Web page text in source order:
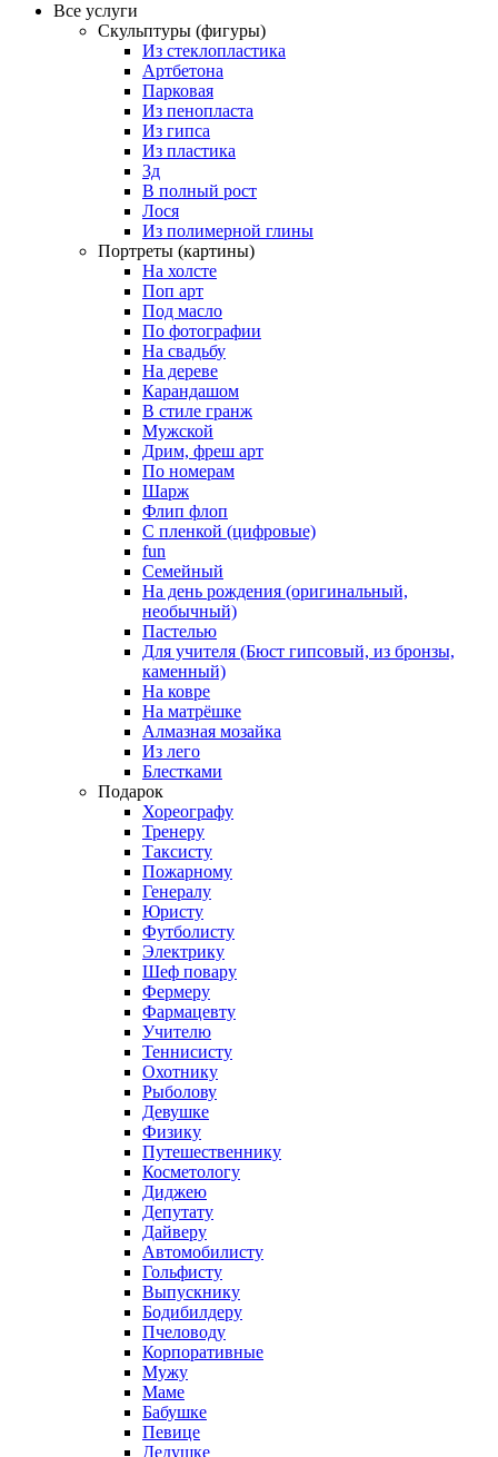
Все услуги
Скульптуры (фигуры)
Из стеклопластика
Артбетона
Парковая
Из пенопласта
Из гипса
Из пластика
3д
В полный рост
Лося
Из полимерной глины
Портреты (картины)
На холсте
Поп арт
Под масло
По фотографии
На свадьбу
На дереве
Карандашом
В стиле гранж
Мужской
Дрим, фреш арт
По номерам
Шарж
Флип флоп
С пленкой (цифровые)
fun
Семейный
На день рождения (оригинальный,
необычный)
Пастелью
Для учителя (Бюст гипсовый, из бронзы,
каменный)
На ковре
На матрёшке
Алмазная мозайка
Из лего
Блестками
Подарок
Хореографу
Тренеру
Таксисту
Пожарному
Генералу
Юристу
Футболисту
Электрику
Шеф повару
Фермеру
Фармацевту
Учителю
Теннисисту
Охотнику
Рыболову
Девушке
Физику
Путешественнику
Косметологу
Диджею
Депутату
Дайверу
Автомобилисту
Гольфисту
Выпускнику
Бодибилдеру
Пчеловоду
Корпоративные
Мужу
Маме
Бабушке
Певице
Дедушке